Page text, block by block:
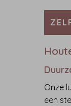
Onze
een